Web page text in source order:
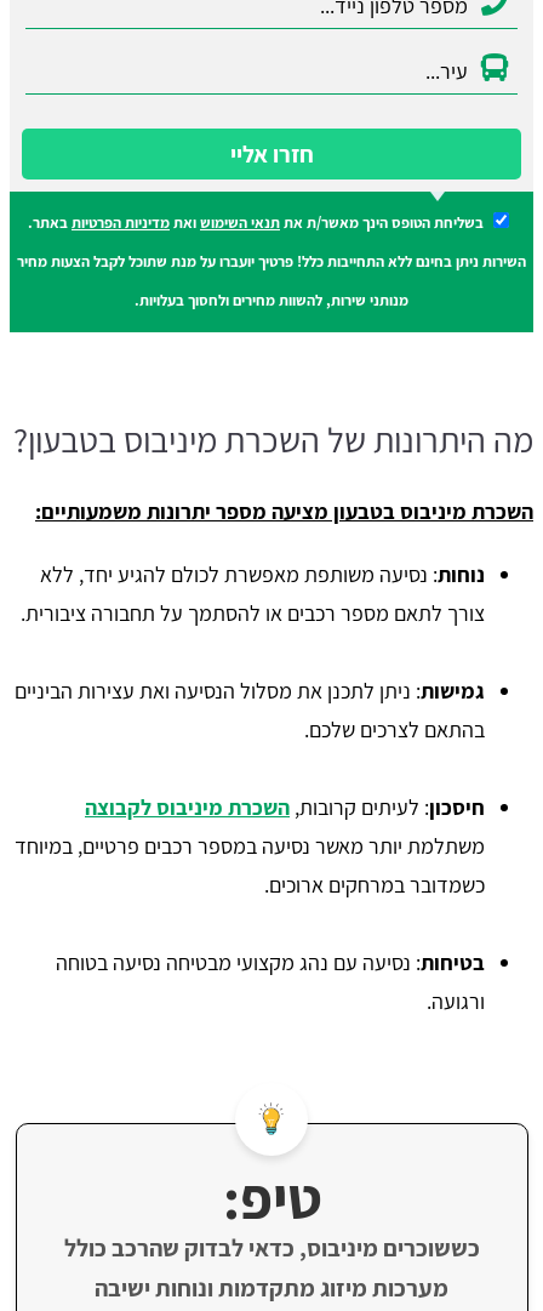
חזרו אליי
בשליחת הטופס הינך מאשר/ת אתתנאי השימושואתמדיניות הפרטיותבאתר.
השירות ניתן בחינם ללא התחייבות כלל! פרטיך יועברו על מנת שתוכל לקבל הצעות מחיר
מנותני שירות, להשוות מחירים ולחסוך בעלויות.
מה היתרונות של השכרת מיניבוס בטבעון?
השכרת מיניבוס בטבעון מציעה מספר יתרונות משמעותיים:
נוחות: נסיעה משותפת מאפשרת לכולם להגיע יחד, ללא
צורך לתאם מספר רכבים או להסתמך על תחבורה ציבורית.
גמישות: ניתן לתכנן את מסלול הנסיעה ואת עצירות הביניים
בהתאם לצרכים שלכם.
חיסכון: לעיתים קרובות, השכרת מיניבוס לקבוצה
משתלמת יותר מאשר נסיעה במספר רכבים פרטיים, במיוחד
כשמדובר במרחקים ארוכים.
בטיחות: נסיעה עם נהג מקצועי מבטיחה נסיעה בטוחה
ורגועה.
טיפ:
כששוכרים מיניבוס, כדאי לבדוק שהרכב כולל
מערכות מיזוג מתקדמות ונוחות ישיבה